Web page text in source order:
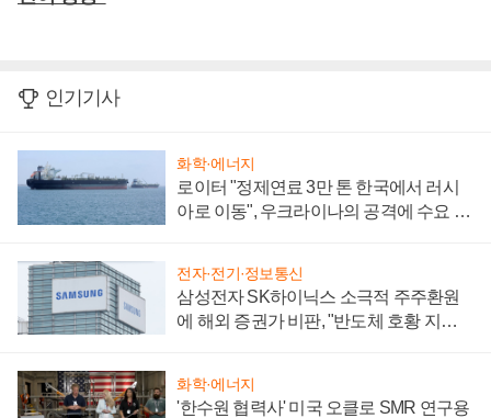
인기기사
화학·에너지
로이터 "정제연료 3만 톤 한국에서 러시
아로 이동", 우크라이나의 공격에 수요 늘
전자·전기·정보통신
삼성전자 SK하이닉스 소극적 주주환원
에 해외 증권가 비판, "반도체 호황 지속
화학·에너지
'한수원 협력사' 미국 오클로 SMR 연구용